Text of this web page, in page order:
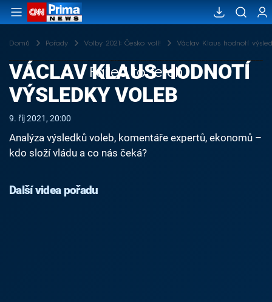
Domů Pořady Volby 2021: Česko volí! Václav Klaus hodnotí
Failed to fetch
VÁCLAV KLAUS HODNOTÍ
VÝSLEDKY VOLEB
9. říj 2021, 20:00
Analýza výsledků voleb, komentáře expertů, ekonomů –
kdo složí vládu a co nás čeká?
Další videa pořadu